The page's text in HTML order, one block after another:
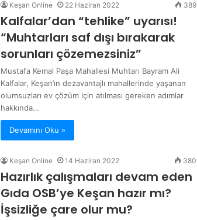
Keşan Online 22 Haziran 2022 389
Kalfalar’dan “tehlike” uyarısı!
“Muhtarları saf dışı bırakarak
sorunları çözemezsiniz”
Mustafa Kemal Paşa Mahallesi Muhtarı Bayram Ali
Kalfalar, Keşan’ın dezavantajlı mahallerinde yaşanan
olumsuzları ev çözüm için atılması gereken adımlar
hakkında…
Devamını Oku »
Keşan Online 14 Haziran 2022 380
Hazırlık çalışmaları devam eden
Gıda OSB’ye Keşan hazır mı?
İşsizliğe çare olur mu?